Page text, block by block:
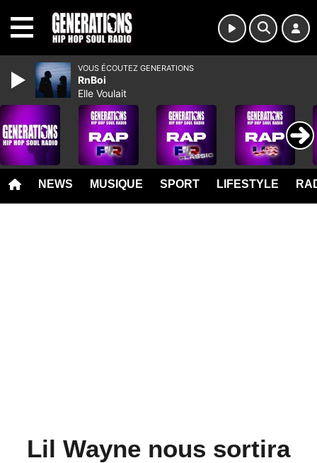
NEWS MUSIQUE SPORT LIFESTYLE
Lil Wayne nous sortira
VOUS ÉCOUTEZ GENERATIONS
RnBoi
Elle Voulait